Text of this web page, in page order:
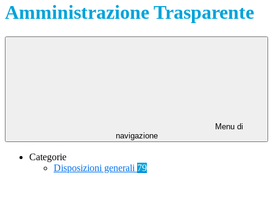
Amministrazione Trasparente
Menu di
navigazione
Categorie
Disposizioni generali 79